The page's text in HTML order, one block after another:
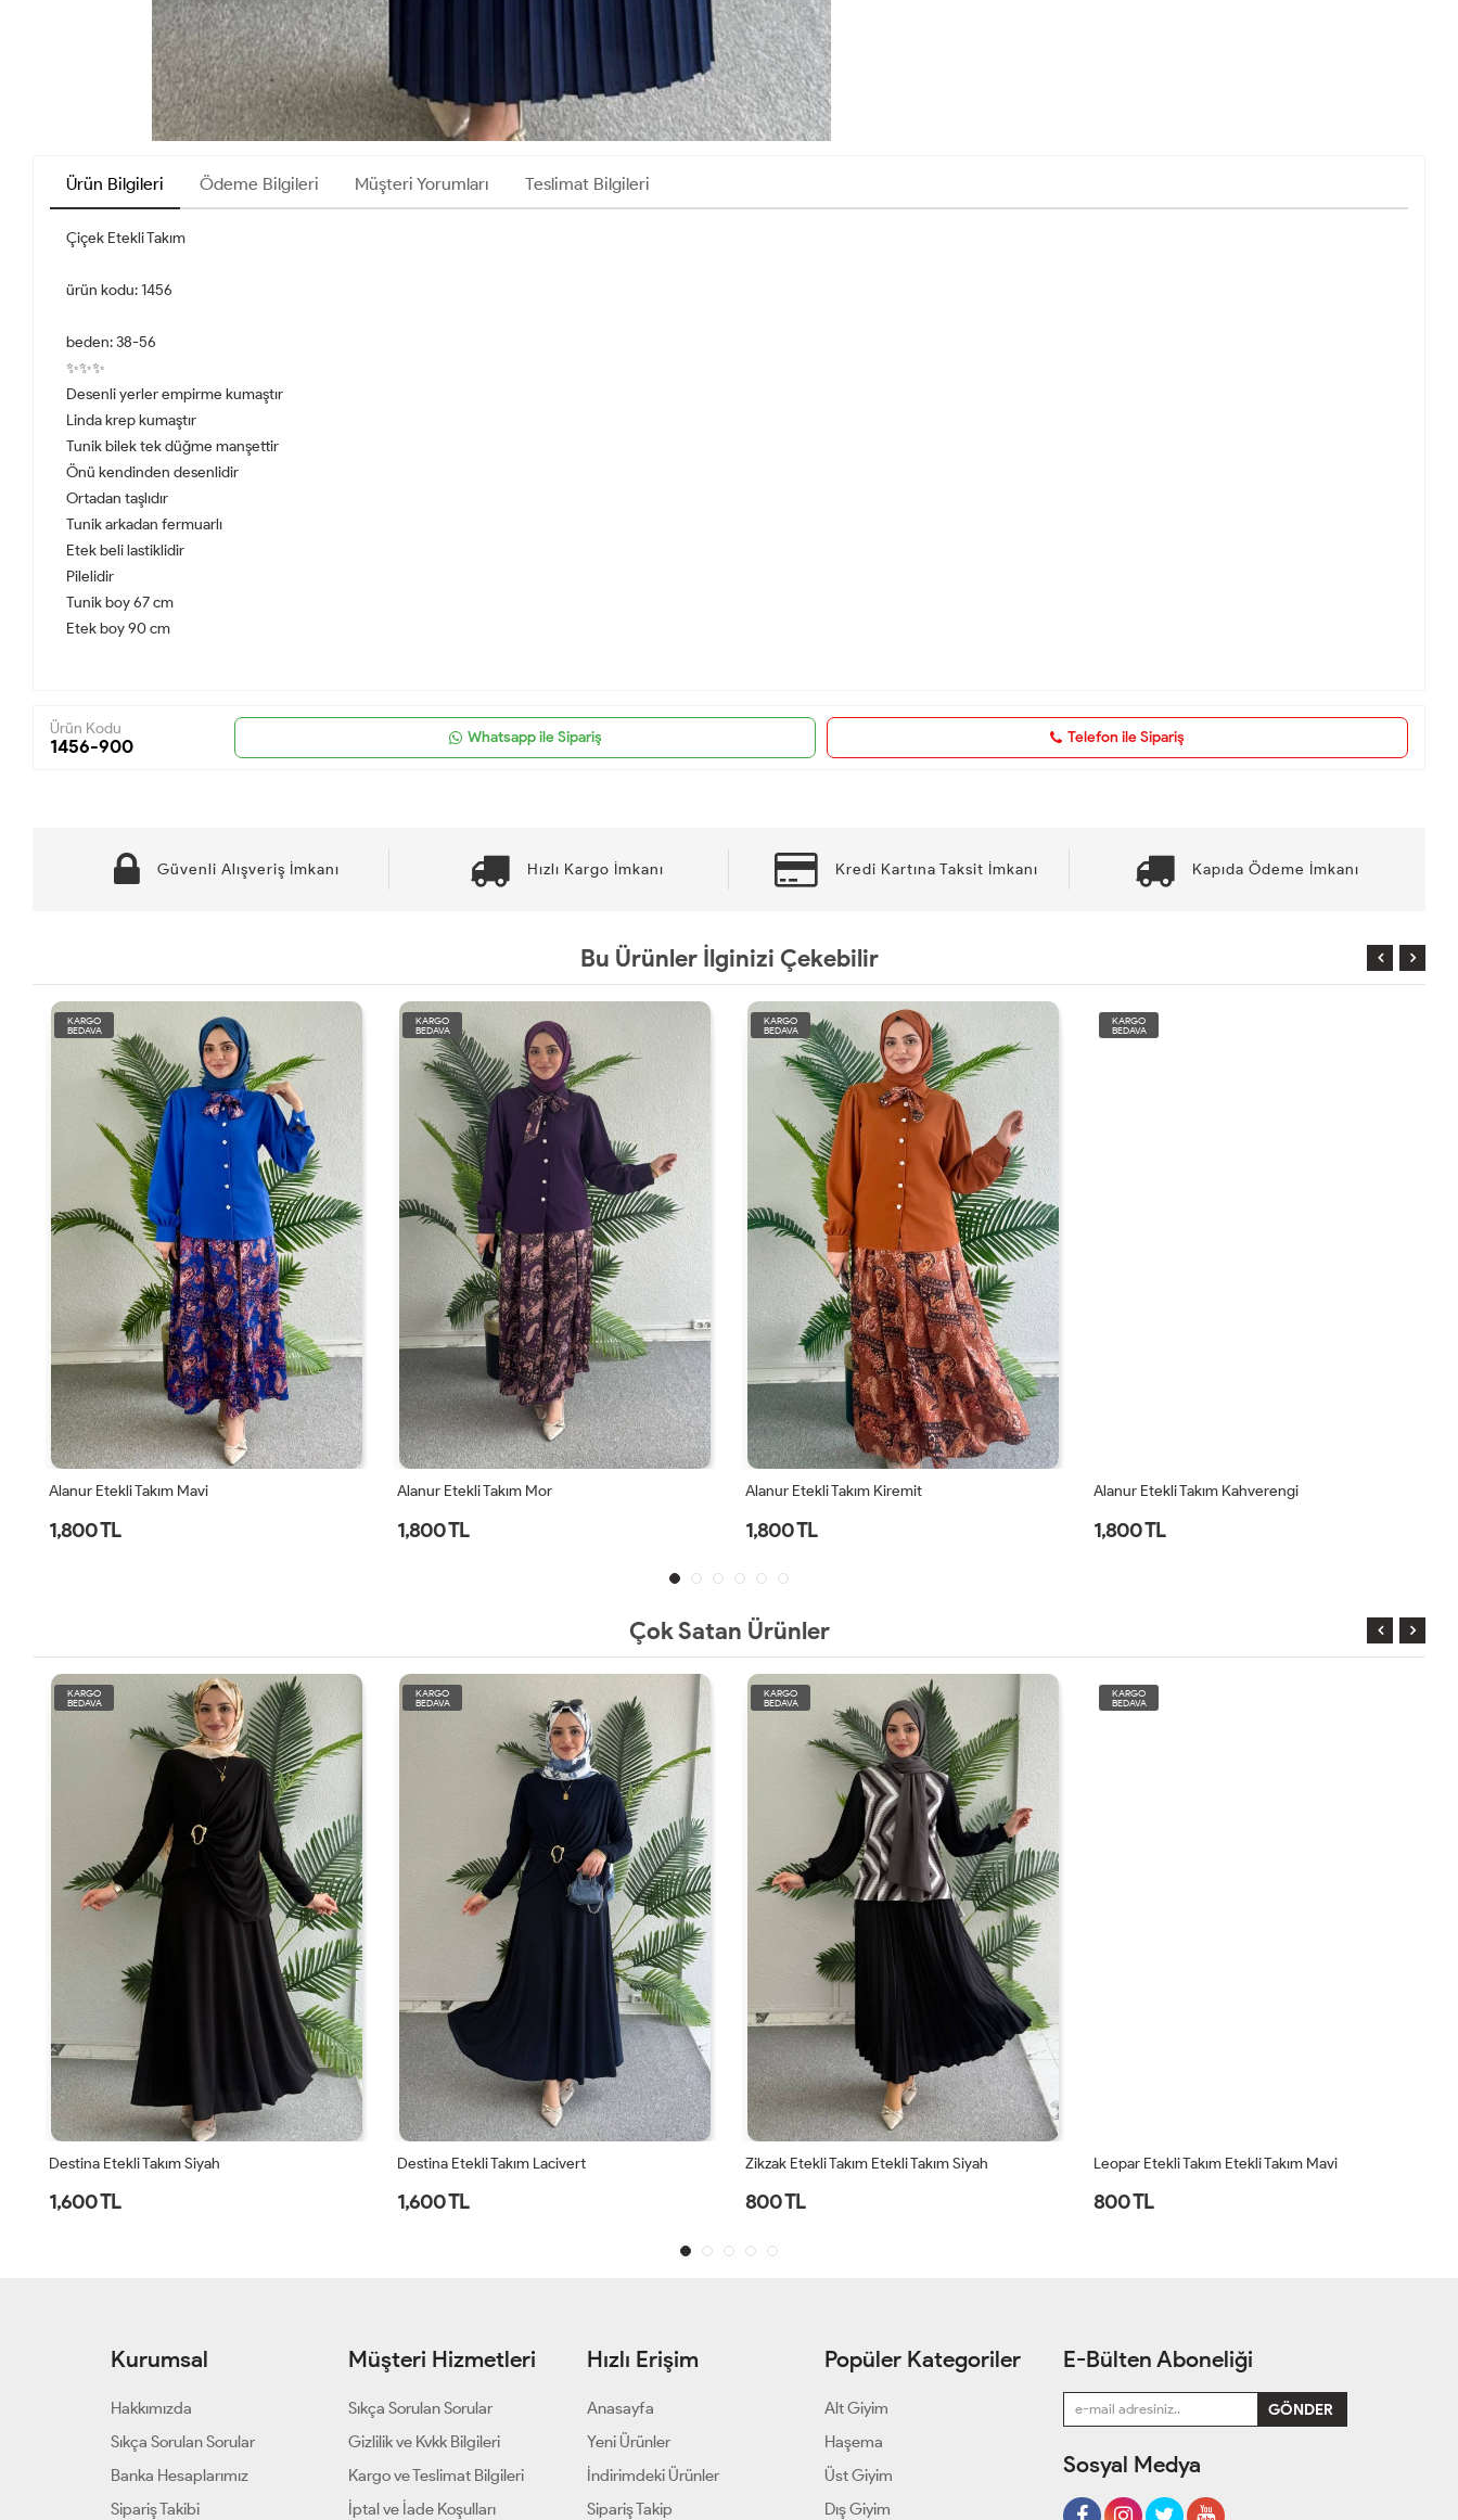
Ürün Bilgileri Ödeme Bilgileri Müşteri Yorumları Teslimat Bilgileri
Çiçek Etekli Takım
ürün kodu: 1456
beden: 38-56
✨✨✨
Desenli yerler empirme kumaştır
Linda krep kumaştır
Tunik bilek tek düğme manşettir
Önü kendinden desenlidir
Ortadan taşlıdır
Tunik arkadan fermuarlı
Etek beli lastiklidir
Pilelidir
Tunik boy 67 cm
Etek boy 90 cm
Ürün Kodu
1456-900 Whatsapp ile Sipariş Telefon ile Sipariş
Güvenli Alışveriş İmkanı Hızlı Kargo İmkanı Kredi Kartına Taksit İmkanı Kapıda Ödeme İmkanı
Bu Ürünler İlginizi Çekebilir
KARGO
BEDAVA
Alanur Etekli Takım Mavi
1,800 TL
KARGO
BEDAVA
Alanur Etekli Takım Mor
1,800 TL
KARGO
BEDAVA
Alanur Etekli Takım Kiremit
1,800 TL
KARGO
BEDAVA
Alanur Etekli Takım Kahverengi
1,800 TL
Çok Satan Ürünler
KARGO
BEDAVA
Destina Etekli Takım Siyah
1,600 TL
KARGO
BEDAVA
Destina Etekli Takım Lacivert
1,600 TL
KARGO
BEDAVA
Zikzak Etekli Takım Etekli Takım Siyah
800 TL
KARGO
BEDAVA
Leopar Etekli Takım Etekli Takım Mavi
800 TL
Kurumsal
Hakkımızda
Sıkça Sorulan Sorular
Banka Hesaplarımız
Sipariş Takibi
Müşteri Hizmetleri
Sıkça Sorulan Sorular
Gizlilik ve Kvkk Bilgileri
Kargo ve Teslimat Bilgileri
İptal ve İade Koşulları
Hızlı Erişim
Anasayfa
Yeni Ürünler
İndirimdeki Ürünler
Sipariş Takip
Popüler Kategoriler
Alt Giyim
Haşema
Üst Giyim
Dış Giyim
E-Bülten Aboneliği
Sosyal Medya